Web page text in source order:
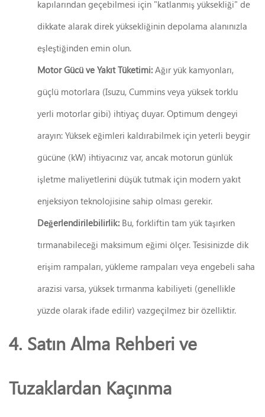
kapılarından geçebilmesi için "katlanmış yüksekliği" de
dikkate alarak direk yüksekliğinin depolama alanınızla
eşleştiğinden emin olun.
Motor Gücü ve Yakıt Tüketimi: Ağır yük kamyonları,
güçlü motorlara (Isuzu, Cummins veya yüksek torklu
yerli motorlar gibi) ihtiyaç duyar. Optimum dengeyi
arayın: Yüksek eğimleri kaldırabilmek için yeterli beygir
gücüne (kW) ihtiyacınız var, ancak motorun günlük
işletme maliyetlerini düşük tutmak için modern yakıt
enjeksiyon teknolojisine sahip olması gerekir.
Değerlendirilebilirlik: Bu, forkliftin tam yük taşırken
tırmanabileceği maksimum eğimi ölçer. Tesisinizde dik
erişim rampaları, yükleme rampaları veya engebeli saha
arazisi varsa, yüksek tırmanma kabiliyeti (genellikle
yüzde olarak ifade edilir) vazgeçilmez bir özelliktir.
4. Satın Alma Rehberi ve
Tuzaklardan Kaçınma